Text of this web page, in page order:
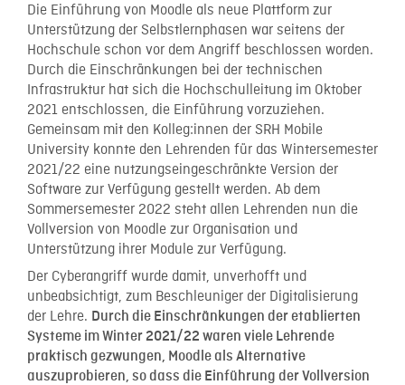
Die Einführung von Moodle als neue Plattform zur
Unterstützung der Selbstlernphasen war seitens der
Hochschule schon vor dem Angriff beschlossen worden.
Durch die Einschränkungen bei der technischen
Infrastruktur hat sich die Hochschulleitung im Oktober
2021 entschlossen, die Einführung vorzuziehen.
Gemeinsam mit den Kolleg:innen der SRH Mobile
University konnte den Lehrenden für das Wintersemester
2021/22 eine nutzungseingeschränkte Version der
Software zur Verfügung gestellt werden. Ab dem
Sommersemester 2022 steht allen Lehrenden nun die
Vollversion von Moodle zur Organisation und
Unterstützung ihrer Module zur Verfügung.
Der Cyberangriff wurde damit, unverhofft und
unbeabsichtigt, zum Beschleuniger der Digitalisierung
der Lehre. Durch die Einschränkungen der etablierten
Systeme im Winter 2021/22 waren viele Lehrende
praktisch gezwungen, Moodle als Alternative
auszuprobieren, so dass die Einführung der Vollversion